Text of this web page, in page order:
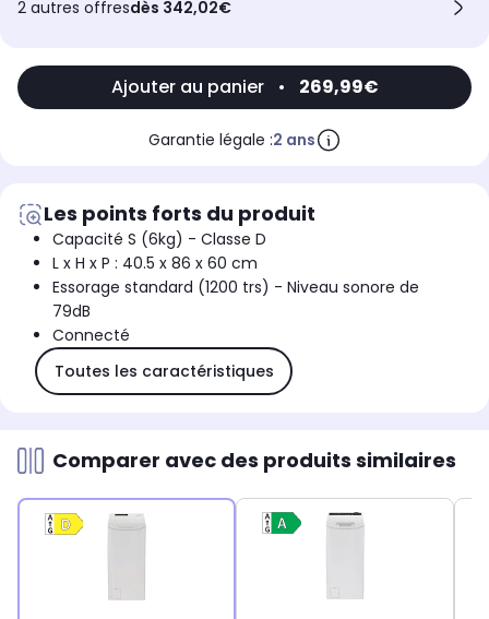
2 autres offresdès 342,02€
Ajouter au panier • 269,99€
Garantie légale :2 ans
Les points forts du produit
Capacité S (6kg) - Classe D
L x H x P : 40.5 x 86 x 60 cm
Essorage standard (1200 trs) - Niveau sonore de
79dB
Connecté
Toutes les caractéristiques
Comparer avec des produits similaires